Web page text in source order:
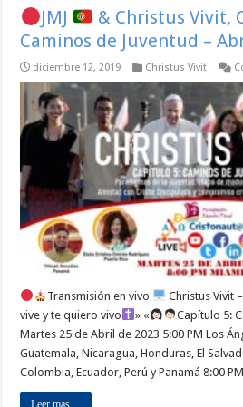
JMJ
& Christus Vivit,
Caminos de Juventud –
diciembre 12, 2019 Christus Vivit
Transmisión en vivo Christus Vivit
vive y te quiero vivo
» « Capítulo 5:
Martes 25 de Abril de 2023 5:00 PM Los
Guatemala, Nicaragua, Honduras, El
Colombia, Ecuador, Perú y Panamá 8:00
Leer mas ...